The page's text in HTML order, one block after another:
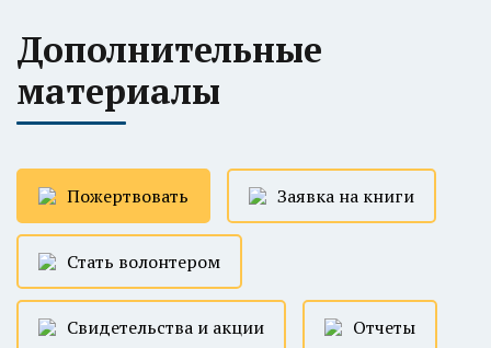
Дополнительные
материалы
Пожертвовать Заявка на книги
Стать волонтером
Свидетельства и акции Отчеты